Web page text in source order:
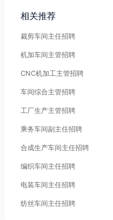
相关推荐
裁剪车间主任招聘
机加车间主管招聘
CNC机加工主管招聘
车间综合主管招聘
工厂生产主管招聘
乘务车间副主任招聘
合成生产车间主任招聘
编织车间主任招聘
电装车间主任招聘
纺丝车间主任招聘